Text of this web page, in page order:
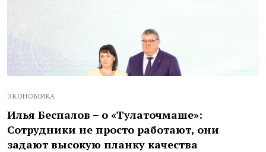
ЭКОНОМИКА
Илья Беспалов – о «Тулаточмаше»:
Сотрудники не просто работают, они
задают высокую планку качества